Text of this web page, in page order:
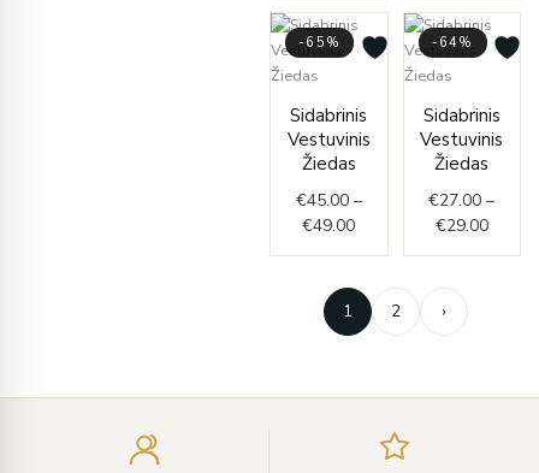
-65%
Sidabrinis
Vestuvinis
Žiedas
€45.00 –
€49.00
range:
€45.00
through
€49.00
-64%
Sidabrinis
Vestuvinis
Žiedas
€27.00 –
€29.00
range:
€27.00
€29.00
1 2 ›